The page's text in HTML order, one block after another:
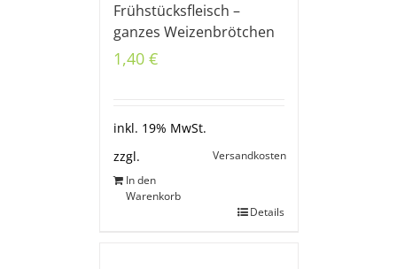
Frühstücksfleisch –
ganzes Weizenbrötchen
1,40 €
inkl. 19% MwSt.
zzgl.
Versandkosten
In den
Warenkorb
Details